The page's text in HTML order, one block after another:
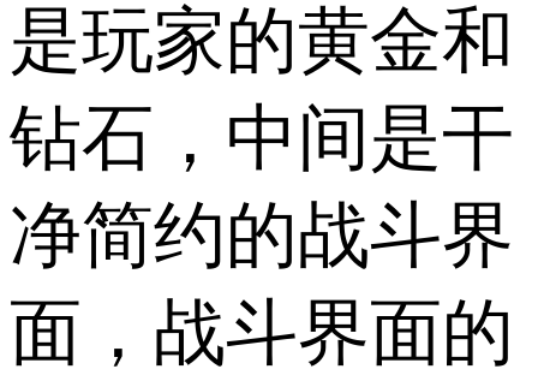
是玩家的黄金和
钻石，中间是干
净简约的战斗界
面，战斗界面的